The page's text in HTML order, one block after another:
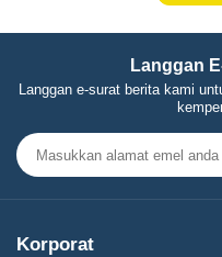
Langgan
Langgan e-surat berita kami
Korporat